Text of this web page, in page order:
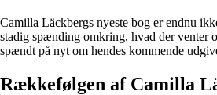
Camilla Läckbergs nyeste bog er endnu
stadig spænding omkring, hvad der venter
spændt på nyt om hendes kommende
Rækkefølgen af Camilla